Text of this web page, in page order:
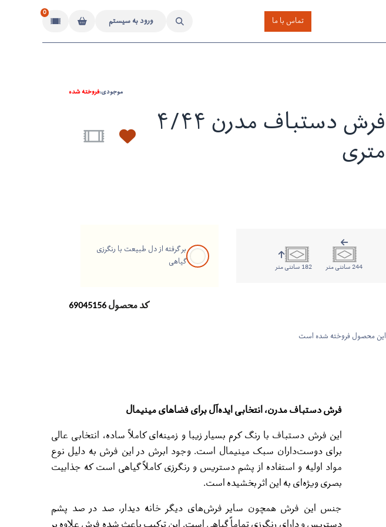
تماس با ما ورود به سیستم
0
موجودی:فروخته شده
فرش دستباف مدرن ۴/۴۴
متری
244 سانتی متر 182 سانتی متر
بر گرفته از دل طبیعت با رنگرزی
گیاهی
کد محصول69045156
این محصول فروخته شده است
فرش دستباف مدرن، انتخابی ایده‌آل برای فضاهای مینیمال
این فرش دستباف با رنگ کرم بسیار زیبا و زمینه‌ای کاملاً ساده، انتخابی عالی
برای دوست‌داران سبک مینیمال است. وجود ابرش‌ در این فرش به دلیل نوع
مواد اولیه و استفاده از پشم دستریس و رنگرزی کاملاً گیاهی است که جذابیت
بصری ویژه‌ای به این اثر بخشیده‌ است.
جنس این فرش همچون سایر فرش‌های دیگر خانه دیدار، صد در صد پشم